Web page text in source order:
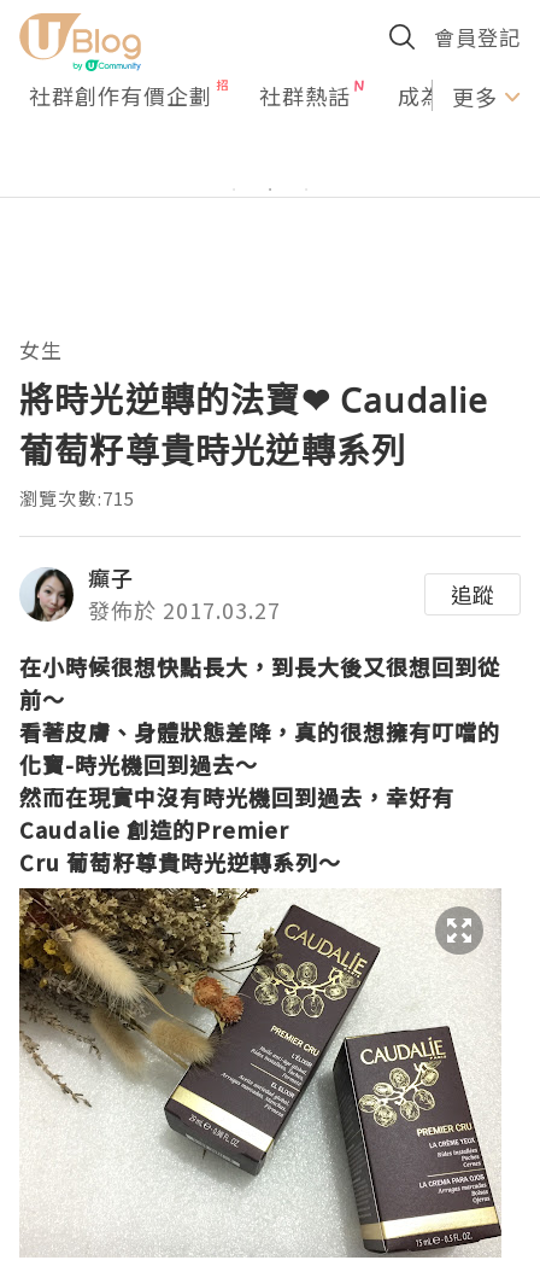
會員登記
社群創作有價企劃 社群熱話 成為U更多
女生
將時光逆轉的法寶❤ Caudalie
葡萄籽尊貴時光逆轉系列
瀏覽次數:715
癲子
發佈於 2017.03.27
追蹤
在小時候很想快點長大，到長大後又很想回到從
前～
看著皮膚、身體狀態差降，真的很想擁有叮噹的
化寶-時光機回到過去～
然而在現實中沒有時光機回到過去，幸好有
Caudalie 創造的Premier
Cru 葡萄籽尊貴時光逆轉系列～